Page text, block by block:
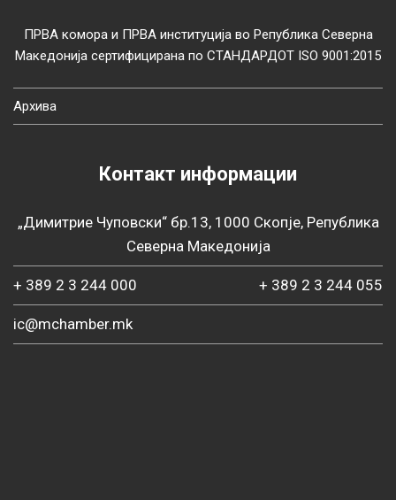
ПРВА комора и ПРВА институција во Република Северна
Македонија сертифицирана по СТАНДАРДОТ ISO 9001:2015
Архива
Контакт информации
„Димитрие Чуповски“ бр.13, 1000 Скопје, Република
Северна Македонија
+ 389 2 3 244 000 + 389 2 3 244 055
ic@mchamber.mk